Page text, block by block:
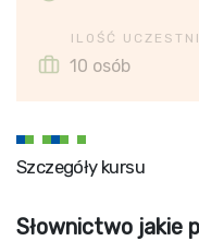
ILOŚĆ
10 osób
Szczegóły kursu
Słownictwo jakie